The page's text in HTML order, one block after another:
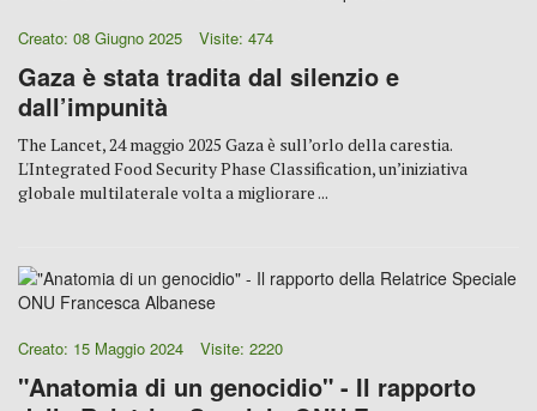
Creato: 08 Giugno 2025 Visite: 474
Gaza è stata tradita dal silenzio e
dall’impunità
The Lancet, 24 maggio 2025 Gaza è sull’orlo della carestia.
L'Integrated Food Security Phase Classification, un’iniziativa
globale multilaterale volta a migliorare ...
Creato: 15 Maggio 2024 Visite: 2220
"Anatomia di un genocidio" - Il rapporto